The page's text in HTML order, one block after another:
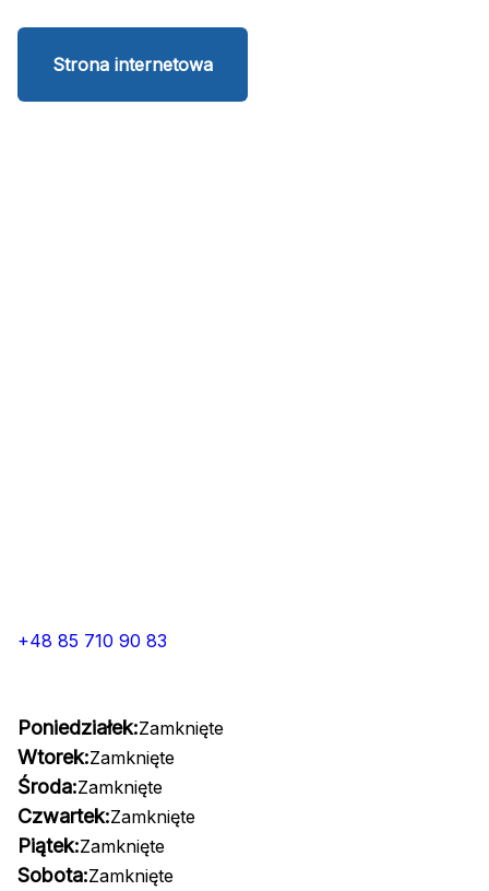
Strona internetowa
+48 85 710 90 83
Poniedziałek:Zamknięte
Wtorek:Zamknięte
Środa:Zamknięte
Czwartek:Zamknięte
Piątek:Zamknięte
Sobota:Zamknięte